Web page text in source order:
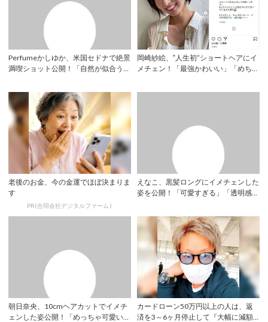
Perfumeかしゆか、米国セドナで絶景
満喫ショット公開！「自然が似合う」
岡崎紗絵、‟人生初”ショートヘアにイ
メチェン！「最強かわいい」「めちゃ
老後のお金、今の金運でほぼ決まりま
す
PR(合同会社デジタルファーム )
えなこ、黒髪ロングにイメチェンした
姿を公開！「可愛すぎる」「透明感ス
朝日奈央、10cmヘアカットでイメチ
ェンした姿公開！「めっちゃ可愛い」
カードローン50万円以上の人は、返
済を3～6ヶ月停止して『大幅に減額